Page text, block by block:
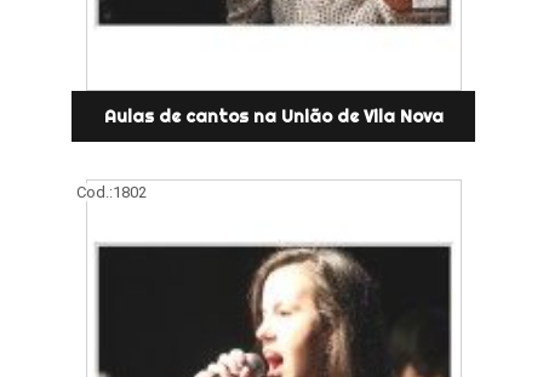
Aulas de cantos na União de Vila Nova
Cod.:1802